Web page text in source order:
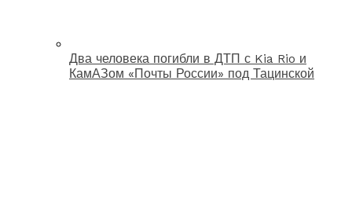
Два человека погибли в ДТП с Kia Rio и
КамАЗом «Почты России» под Тацинской